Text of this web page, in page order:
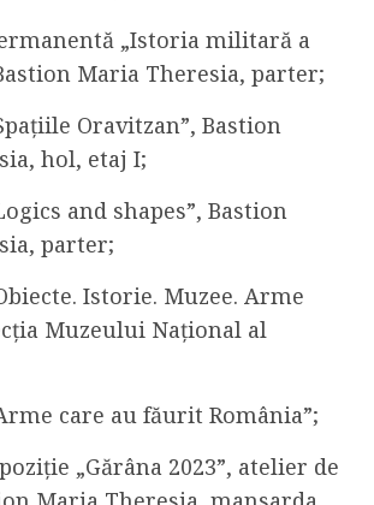
„Istoria militară a
Maria Theresia, parter;
Oravitzan”, Bastion
hol, etaj I;
and shapes”, Bastion
parter;
Istorie. Muzee. Arme
Muzeului Național al
care au făurit România”;
„Gărâna 2023”, atelier de